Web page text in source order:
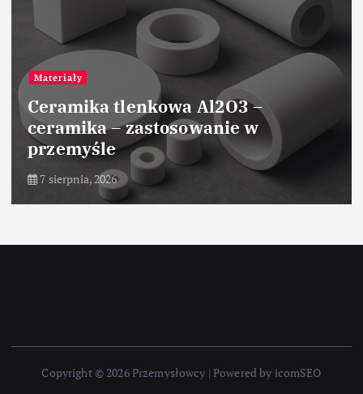
Przemysł chemiczny
Przemysłowe techniki
materiałów chemicznych
7 sierpnia, 2026
Copyright © 2026 Przemysłowcy | Powered by icomSEO